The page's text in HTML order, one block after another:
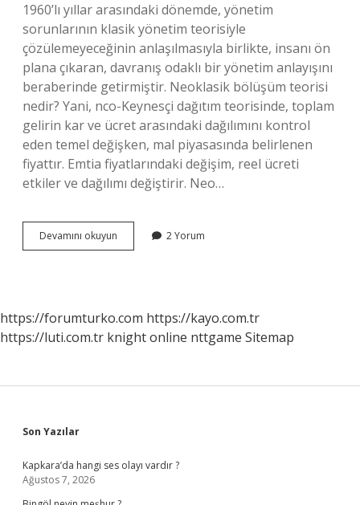
1960’lı yıllar arasındaki dönemde, yönetim
sorunlarının klasik yönetim teorisiyle
çözülemeyeceğinin anlaşılmasıyla birlikte, insanı ön
plana çıkaran, davranış odaklı bir yönetim anlayışını
beraberinde getirmiştir. Neoklasik bölüşüm teorisi
nedir? Yani, nco-Keynesçi dağıtım teorisinde, toplam
gelirin kar ve ücret arasındaki dağılımını kontrol
eden temel değişken, mal piyasasında belirlenen
fiyattır. Emtia fiyatlarındaki değişim, reel ücreti
etkiler ve dağılımı değiştirir. Neo…
Devamını okuyun Neoklasik
Paradigma
2 Yorum
https://forumturko.com https://kayo.com.tr
https://luti.com.tr knight online nttgame Sitemap
Sidebar
Son Yazılar
Kapkara’da hangi ses olayı vardır ?
Ağustos 7, 2026